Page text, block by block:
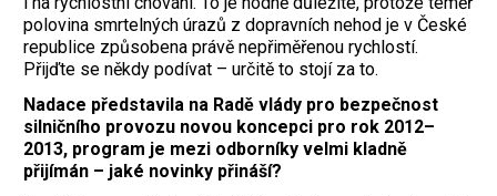
polovina smrtelných úrazů z dopravních nehod je v České
republice způsobena právě nepřiměřenou rychlostí.
Přijďte se někdy podívat – určitě to stojí za to.
Nadace představila na Radě vlády pro bezpečnost
silničního provozu novou koncepci pro rok 2012–
2013, program je mezi odborníky velmi kladně
přijímán – jaké novinky přináší?